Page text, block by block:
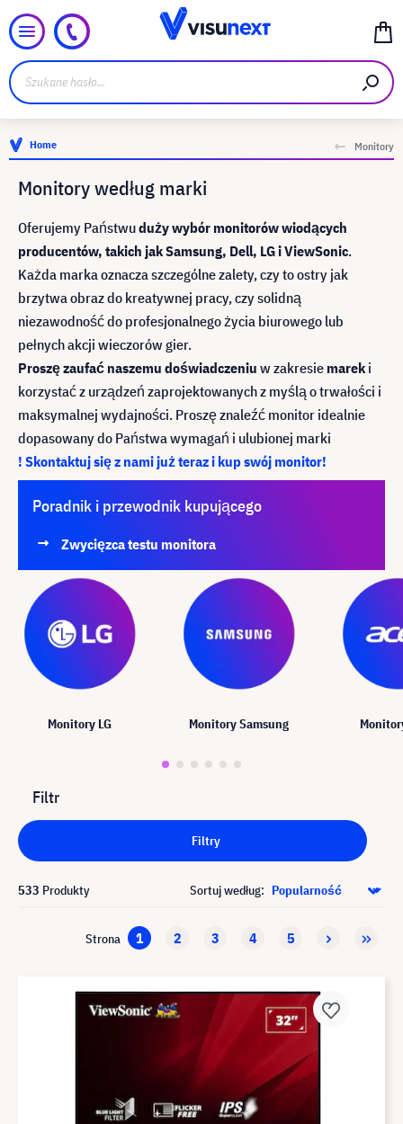
Home Monitory
Monitory według marki
Oferujemy Państwuduży wybór monitorów wiodących
producentów, takich jak Samsung, Dell, LG i ViewSonic.
Każda marka oznacza szczególne zalety, czy to ostry jak
brzytwa obraz do kreatywnej pracy, czy solidną
niezawodność do profesjonalnego życia biurowego lub
pełnych akcji wieczorów gier.
Proszę zaufać naszemu doświadczeniu w zakresie mareki
korzystać z urządzeń zaprojektowanych z myślą o trwałości i
maksymalnej wydajności. Proszę znaleźć monitor idealnie
dopasowany do Państwa wymagań i ulubionej marki
! Skontaktuj się z nami już teraz i kup swój monitor!
Poradnik i przewodnik kupującego
Zwycięzca testu monitora
Monitory LG Monitory Samsung
Filtr
Filtry
533 Produkty Sortuj według:
Strona 1 2 3 4 5